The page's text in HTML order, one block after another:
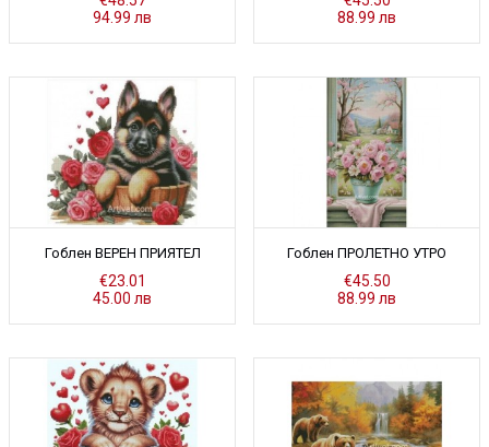
94.99 лв
88.99 лв
Гоблен ВЕРЕН ПРИЯТЕЛ
€23.01
45.00 лв
Гоблен ПРОЛЕТНО УТРО
€45.50
88.99 лв